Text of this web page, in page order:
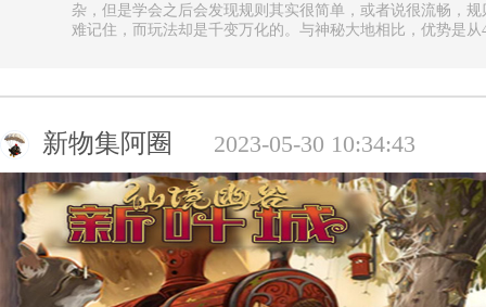
杂，但是学会之后会发现规则其实很简单，或者说很流畅，
难记住，而玩法却是千变万化的。与神秘大地相比，优势是
新物集阿圈 2023-05-30 10:34:43